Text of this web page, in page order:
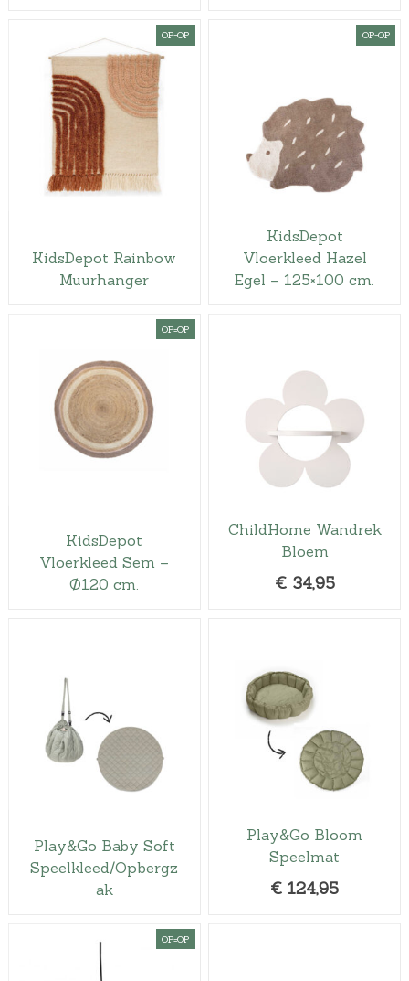
OP=OP
KidsDepot Rainbow
Muurhanger
OP=OP
KidsDepot
Vloerkleed Hazel
Egel – 125×100 cm.
OP=OP
KidsDepot
Vloerkleed Sem –
Ø120 cm.
ChildHome Wandrek
Bloem
€ 34,95
Play&Go Baby Soft
Speelkleed/Opbergz
ak
Play&Go Bloom
Speelmat
€ 124,95
OP=OP